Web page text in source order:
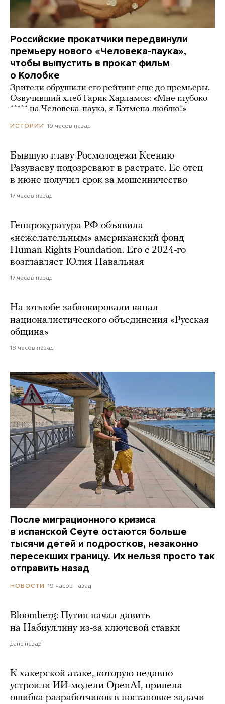
Российские прокатчики передвинули
премьеру нового «Человека-паука»,
чтобы выпустить в прокат фильм
о Колобке
Зрители обрушили его рейтинг еще до премьеры.
Озвучивший хлеб Гарик Харламов: «Мне глубоко
***** на Человека-паука, я Бэтмена люблю!»
ИСТОРИИ 19 часов назад
Бывшую главу Росмолодежи Ксению
Разуваеву подозревают в растрате. Ее отец
в июне получил срок за мошенничество
17 часов назад
Генпрокуратура РФ объявила
«нежелательным» американский фонд
Human Rights Foundation. Его с 2024-го
возглавляет Юлия Навальная
17 часов назад
На ютьюбе заблокировали канал
националистического объединения «Русская
община»
18 часов назад
После миграционного кризиса
в испанской Сеуте остаются больше
тысячи детей и подростков, незаконно
пересекших границу. Их нельзя просто так
отправить назад
НОВОСТИ 19 часов назад
Bloomberg: Путин начал давить
на Набиуллину из-за ключевой ставки
день назад
К хакерской атаке, которую недавно
устроили ИИ-модели OpenAI, привела
ошибка разработчиков в постановке задачи